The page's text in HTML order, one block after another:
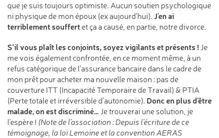
que je suis toujours optimiste. Aucun soutien psychologique
ni physique de mon époux (ex aujourd’hui). J'en ai
terriblement souffertet ça a causé, en partie, notre divorce.
S’il vous plaît les conjoints, soyez vigilants et présents ! Je
me vois également confrontée, en ce moment même, à un
refus catégorique de l'assurance bancaire dans le cadre de
mon prêt pour acheter ma nouvelle maison : pas de
couverture ITT (Incapacité Temporaire de Travail) & PTIA
(Perte totale et irréversible d’autonomie). Donc en plus d'être
malade, on est discriminé… Je trouverai une solution, je
l'espère ! (Note de l'association : Depuis l’écriture de ce
témoignage, la loi Lemoine et la convention AERAS